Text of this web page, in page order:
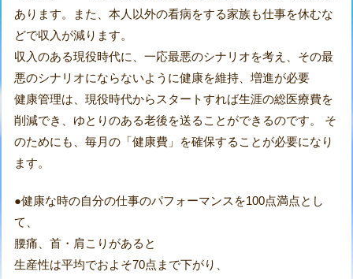
あります。また、本人以外の看病をする家族も仕事を休むな
どで収入が減ります。
収入のある現役時代に、一応最悪のシナリオを考え、その最
悪のシナリオにならないように健康を維持、増進が必要
健康管理は、現役時代からスタートすれば生涯の総医療費を
削減でき、ゆとりのある老後を送ることができるのです。 そ
のためにも、毎月の「健康費」を確保することが必要になり
ます。
●健康な時の自分の仕事のパフォーマンスを100点満点とし
て、
腰痛、首・肩こりがあると
生産性は平均でおよそ70点まで下がり、